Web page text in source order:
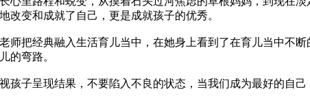
改变和成就了自己，更是成就孩子的优秀。
师把经典融入生活育儿当中，在她身上看到了在育儿当中不
的弯路。
孩子呈现结果，不要陷入不良的状态，当我们成为最好的自己